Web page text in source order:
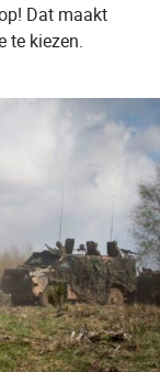
Dat maakt
te kiezen.